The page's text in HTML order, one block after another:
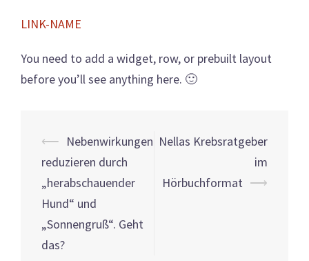
LINK-NAME
You need to add a widget, row, or prebuilt layout
before you’ll see anything here. 🙂
Beitrags-
Navigation
⟵ Nebenwirkungen
reduzieren durch
„herabschauender
Hund“ und
„Sonnengruß“. Geht
das?
Nellas Krebsratgeber
im
Hörbuchformat ⟶